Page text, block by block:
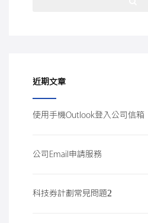
近期文章
使用手機Outlook登入公司信箱
公司Email申請服務
科技券計劃常見問題2